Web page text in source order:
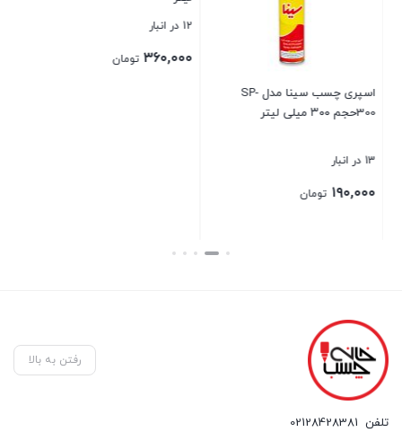
اسپری چسب سینا مدل SP-
300حجم ۳۰۰ میلی لیتر
13 در انبار
۱۹۰,۰۰۰ تومان
بستن
رفتن به بالا
تلفن 02128428381